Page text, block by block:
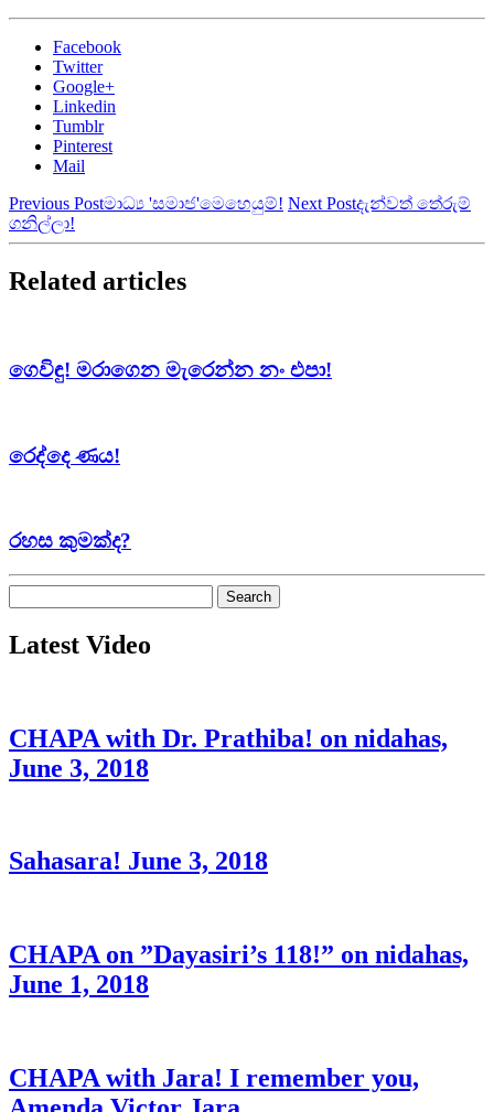
Facebook
Twitter
Google+
Linkedin
Tumblr
Pinterest
Mail
Previous Postමාධ්‍ය 'සමාජ'මෙහෙයුම්! Next Postදැන්වත් තේරුම්
ගනිල්ලා!
Related articles
ගෙවිඳු! මරාගෙන මැරෙන්න නං එපා!
රෙද්දෙ ණය!
රහස කුමක්ද?
for:
Latest Video
CHAPA with Dr. Prathiba! on nidahas,
June 3, 2018
Sahasara! June 3, 2018
CHAPA on ”Dayasiri’s 118!” on nidahas,
June 1, 2018
CHAPA with Jara! I remember you,